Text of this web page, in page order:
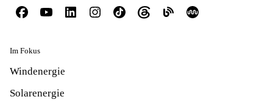
Im Fokus
Windenergie
Solarenergie